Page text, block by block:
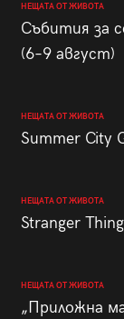
НЕЩАТА ОТ ЖИВОТА
Събития за
(6–9 август)
НЕЩАТА ОТ ЖИВОТА
Summer City
НЕЩАТА ОТ ЖИВОТА
Stranger
НЕЩАТА ОТ ЖИВОТА
„Приложна